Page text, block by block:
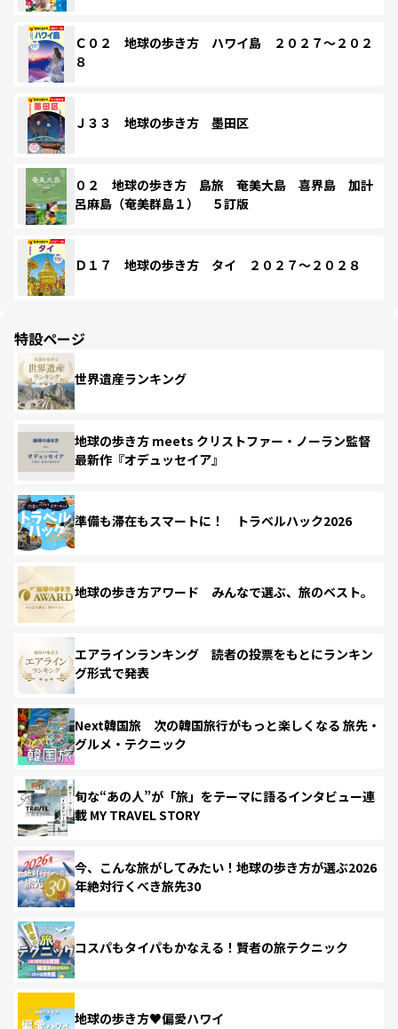
Ｃ０２ 地球の歩き方 ハワイ島 ２０２７～２０２
８
Ｊ３３ 地球の歩き方 墨田区
０２ 地球の歩き方 島旅 奄美大島 喜界島 加計
呂麻島（奄美群島１） ５訂版
Ｄ１７ 地球の歩き方 タイ ２０２７～２０２８
特設ページ
世界遺産ランキング
地球の歩き方 meets クリストファー・ノーラン監督
最新作『オデュッセイア』
準備も滞在もスマートに！ トラベルハック2026
地球の歩き方アワード みんなで選ぶ、旅のベスト。
エアラインランキング 読者の投票をもとにランキン
グ形式で発表
Next韓国旅 次の韓国旅行がもっと楽しくなる 旅先・
グルメ・テクニック
旬な“あの人”が「旅」をテーマに語るインタビュー連
載 MY TRAVEL STORY
今、こんな旅がしてみたい！地球の歩き方が選ぶ2026
年絶対行くべき旅先30
コスパもタイパもかなえる！賢者の旅テクニック
地球の歩き方♥偏愛ハワイ